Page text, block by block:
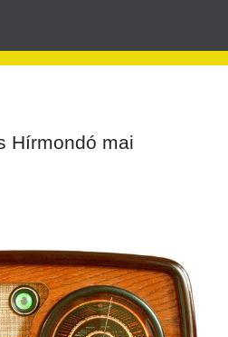
Hírmondó mai